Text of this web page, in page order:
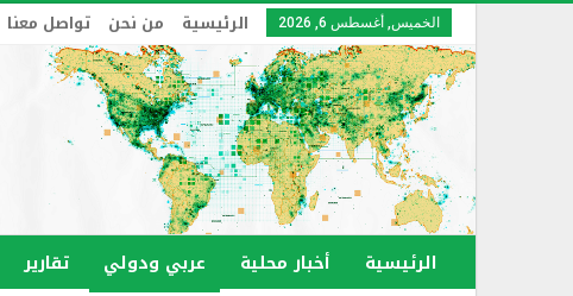
الخميس, أغسطس 6, 2026 الرئيسية من نحن تواصل معنا
الرئيسية أخبار محلية عربي ودولي تقارير